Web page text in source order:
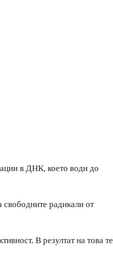
в ДНК, което води до
свободните радикали от
В резултат на това те